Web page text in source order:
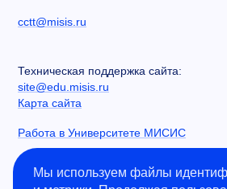
cctt@misis.ru
Техническая поддержка сайта:
site@edu.misis.ru
Карта сайта
Работа в Университете МИСИС
Сведения об образовательной
Мы используем файлы